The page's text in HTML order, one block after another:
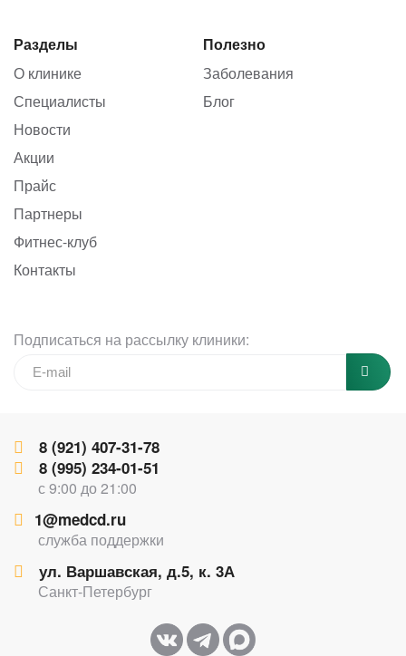
8 (921) 407-31-78
8 (995) 234-01-51
с 9:00 до 21:00
1@medcd.ru
служба поддержки
ул. Варшавская, д.5, к. 3А
Санкт-Петербург
Разделы
О клинике
Специалисты
Новости
Акции
Прайс
Партнеры
Фитнес-клуб
Контакты
Полезно
Заболевания
Блог
Подписаться на рассылку клиники: